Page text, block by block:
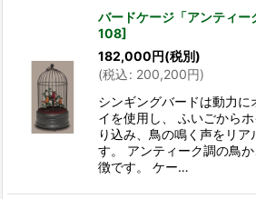
バードケージ「アンティー
108]
182,000円(税別)
(税込: 200,200円)
シンギングバードは動力に
イを使用し、 ふいごから
り込み、鳥の鳴く声をリア
す。 アンティーク調の鳥
徴です。 ケー…